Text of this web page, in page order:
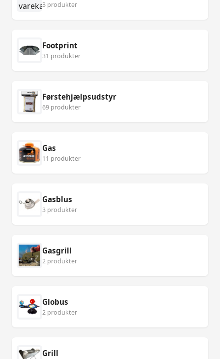
3 produkter
Footprint
31 produkter
Førstehjælpsudstyr
69 produkter
Gas
11 produkter
Gasblus
3 produkter
Gasgrill
2 produkter
Globus
2 produkter
Grill